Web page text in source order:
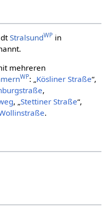
StralsundWPin
mehreren
WP: „ Kösliner Straße“,
,
, „ Stettiner Straße“,
.